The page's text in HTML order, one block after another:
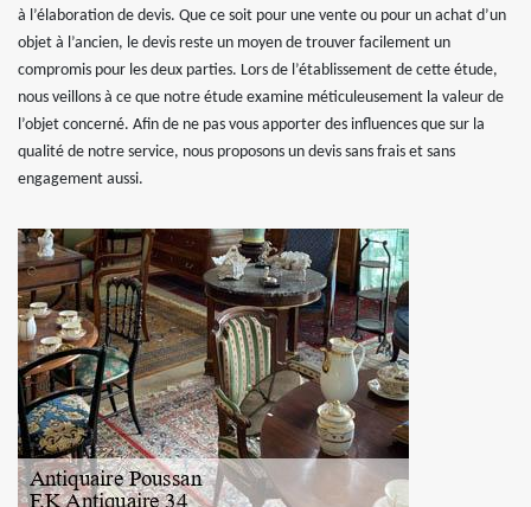
à l’élaboration de devis. Que ce soit pour une vente ou pour un achat d’un
objet à l’ancien, le devis reste un moyen de trouver facilement un
compromis pour les deux parties. Lors de l’établissement de cette étude,
nous veillons à ce que notre étude examine méticuleusement la valeur de
l’objet concerné. Afin de ne pas vous apporter des influences que sur la
qualité de notre service, nous proposons un devis sans frais et sans
engagement aussi.